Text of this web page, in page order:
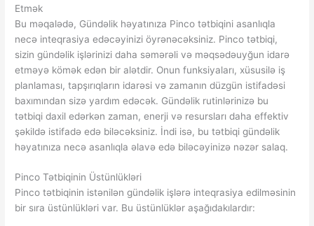
Etmək
Bu məqalədə, Gündəlik həyatınıza Pinco tətbiqini asanlıqla
necə inteqrasiya edəcəyinizi öyrənəcəksiniz. Pinco tətbiqi,
sizin gündəlik işlərinizi daha səmərəli və məqsədəuyğun idarə
etməyə kömək edən bir alətdir. Onun funksiyaları, xüsusilə iş
planlaması, tapşırıqların idarəsi və zamanın düzgün istifadəsi
baxımından sizə yardım edəcək. Gündəlik rutinlərinizə bu
tətbiqi daxil edərkən zaman, enerji və resursları daha effektiv
şəkildə istifadə edə biləcəksiniz. İndi isə, bu tətbiqi gündəlik
həyatınıza necə asanlıqla əlavə edə biləcəyinizə nəzər salaq.
Pinco Tətbiqinin Üstünlükləri
Pinco tətbiqinin istənilən gündəlik işlərə inteqrasiya edilməsinin
bir sıra üstünlükləri var. Bu üstünlüklər aşağıdakılardır: